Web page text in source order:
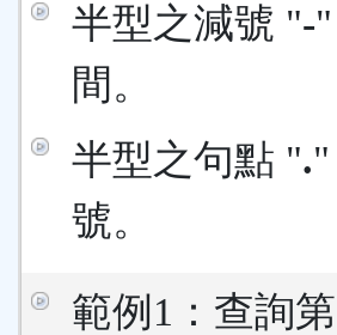
半型之減號 "-
間。
半型之句點 ".
號。
範例1：查詢